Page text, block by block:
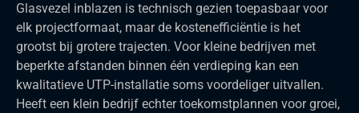
Glasvezel inblazen is technisch gezien toepasbaar voor
elk projectformaat, maar de kostenefficiëntie is het
grootst bij grotere trajecten. Voor kleine bedrijven met
beperkte afstanden binnen één verdieping kan een
kwalitatieve UTP-installatie soms voordeliger uitvallen.
Heeft een klein bedrijf echter toekomstplannen voor groei,